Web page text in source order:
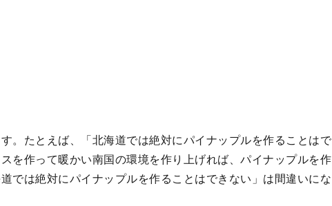
。たとえば、「北海道では絶対にパイナップルを作ることはで
を作って暖かい南国の環境を作り上げれば、パイナップルを作
では絶対にパイナップルを作ることはできない」は間違いにな